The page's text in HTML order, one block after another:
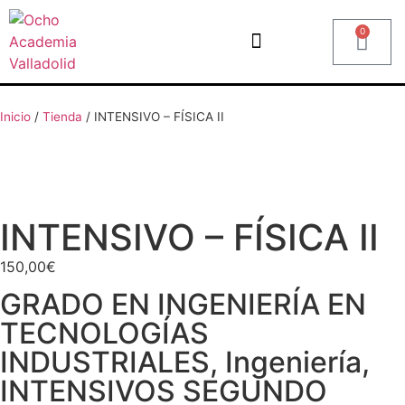
0
Inicio / Tienda / INTENSIVO – FÍSICA II
INTENSIVO – FÍSICA II
150,00€
GRADO EN INGENIERÍA EN
TECNOLOGÍAS
INDUSTRIALES, Ingeniería,
INTENSIVOS SEGUNDO